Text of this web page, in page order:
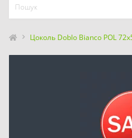
Цоколь Doblo Bianco POL